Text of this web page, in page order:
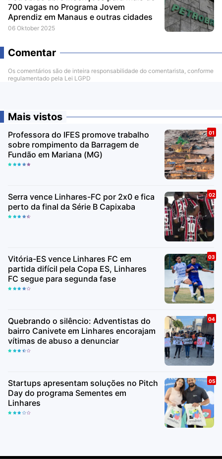
700 vagas no Programa Jovem
Aprendiz em Manaus e outras cidades
06 Oktober 2025
Comentar
Os comentários são de inteira responsabilidade do comentarista, conforme
regulamentado pela Lei LGPD
Mais vistos
Professora do IFES promove trabalho
sobre rompimento da Barragem de
Fundão em Mariana (MG)
Serra vence Linhares-FC por 2x0 e fica
perto da final da Série B Capixaba
Vitória-ES vence Linhares FC em
partida difícil pela Copa ES, Linhares
FC segue para segunda fase
Quebrando o silêncio: Adventistas do
bairro Canivete em Linhares encorajam
vítimas de abuso a denunciar
Startups apresentam soluções no Pitch
Day do programa Sementes em
Linhares